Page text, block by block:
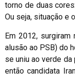
torno de duas
Ou seja, situação e
Em 2012, surgiram
alusão ao PSB) do
se uniu ao verde
então candidata